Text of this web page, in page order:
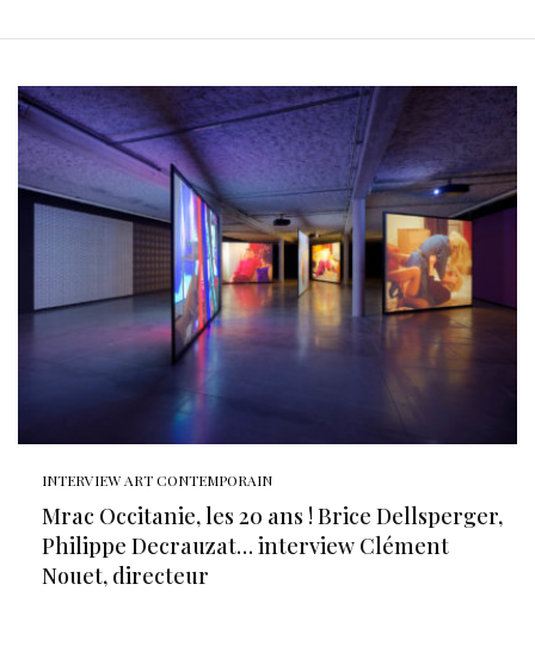
INTERVIEW ART CONTEMPORAIN
Mrac Occitanie, les 20 ans ! Brice Dellsperger,
Philippe Decrauzat… interview Clément
Nouet, directeur